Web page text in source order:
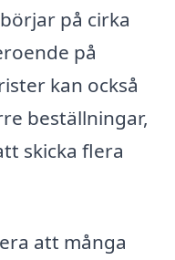
på cirka
på
kan också
beställningar,
skicka flera
att många